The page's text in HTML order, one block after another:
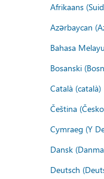
Afrikaans
Azərbaycan
Bahasa
Bosanski
Català (català)
Čeština
Cymraeg (Y
Dansk
Deutsch